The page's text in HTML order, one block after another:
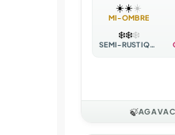
☀️☀️☀️
MI-OMBRE
❄️❄️❄️
SEMI-RUSTIQUE
🍃